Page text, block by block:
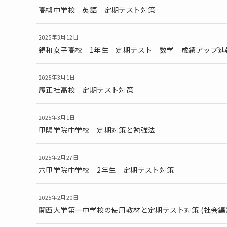
高槻中学校 英語 定期テスト対策
2025年3月12日
親和女子高校 1年生 定期テスト 数学 成績アップ速
2025年3月1日
履正社高校 定期テスト対策
2025年3月1日
甲陽学院中学校 定期対策と勉強法
2025年2月27日
六甲学院中学校 2年生 定期テスト対策
2025年2月20日
関西大学第一中学校の使用教材と定期テスト対策 (社会